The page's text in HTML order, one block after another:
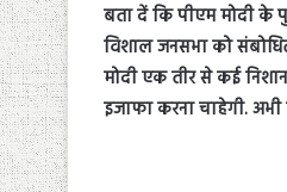
बता दें कि पीएम मोदी के
विशाल जनसभा को
मोदी एक तीर से कई
इजाफा करना चाहेगी. अभी